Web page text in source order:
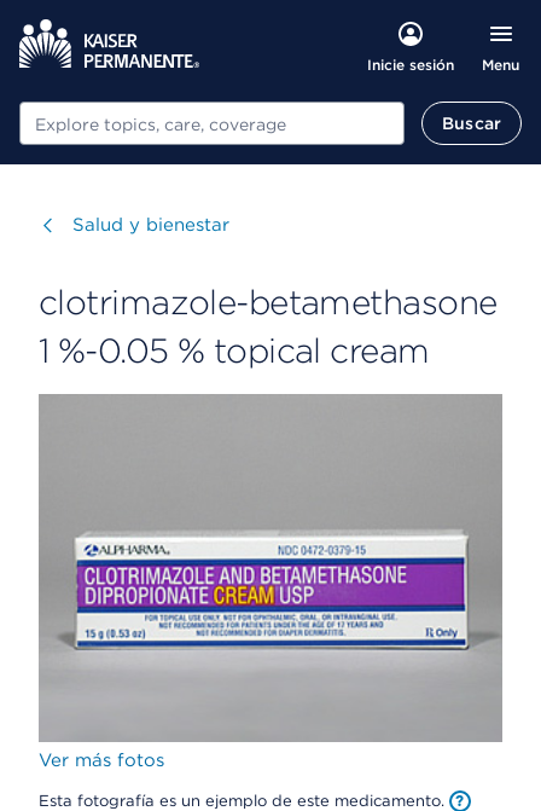
Inicie sesión Menu
Buscar Buscar
Visitar
Salud y bienestar
clotrimazole-betamethasone
1 %-0.05 % topical cream
Ver más fotos
Esta fotografía es un ejemplo de este medicamento.